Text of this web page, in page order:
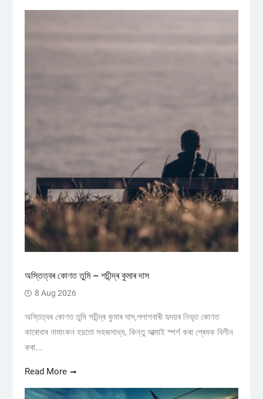
অস্তিত্বৰ কোণত তুমি – শচীন্দ্ৰ কুমাৰ দাস
8 Aug 2026
অস্তিত্বৰ কোণত তুমি শচীন্দ্ৰ কুমাৰ দাস,পলাশবাৰী হৃদয়ৰ নিভৃত কোণত
কাৰোবাৰ নামাংকন হয়তো সহজসাধ্য, কিন্তু আত্মাই স্পৰ্শ কৰা প্ৰেমক বিলীন
কৰা...
Read More